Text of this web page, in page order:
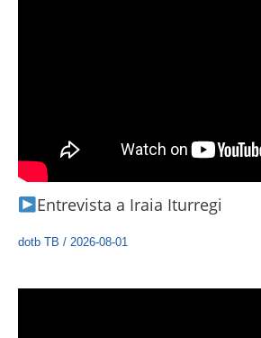
Entrevista a Iraia Iturregi
dotb TB / 2026-08-01